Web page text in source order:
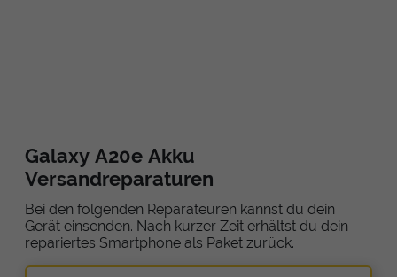
Galaxy A20e Akku
Versandreparaturen
Bei den folgenden Reparateuren kannst du dein
Gerät einsenden. Nach kurzer Zeit erhältst du dein
repariertes Smartphone als Paket zurück.